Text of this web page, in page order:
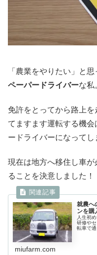
「農業をやりたい」と
ペーパードライバーな私
免許をとってから路上
てますます運転する機
ードライバーになってし
現在は地方へ移住し車
ることを決意しました！
就農へ
ンを購
人生初
研修や
転車で
miufarm.com